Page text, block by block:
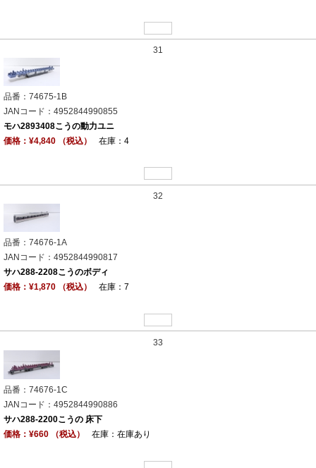
31
品番：74675-1B
JANコード：4952844990855
モハ2893408こうの動力ユニ
価格：¥4,840 （税込）
在庫：4
32
品番：74676-1A
JANコード：4952844990817
サハ288-2208こうのボディ
価格：¥1,870 （税込）
在庫：7
33
品番：74676-1C
JANコード：4952844990886
サハ288-2200こうの 床下
価格：¥660 （税込）
在庫：在庫あり